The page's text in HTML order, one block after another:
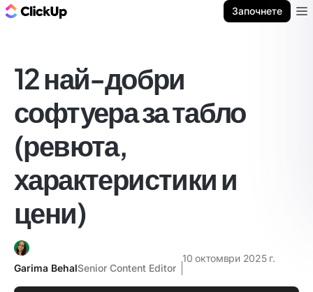
Започнете
12 най-добри
софтуера за табло
(ревюта,
характеристики и
цени)
Garima BehalSenior Content Editor
10 октомври 2025 г.